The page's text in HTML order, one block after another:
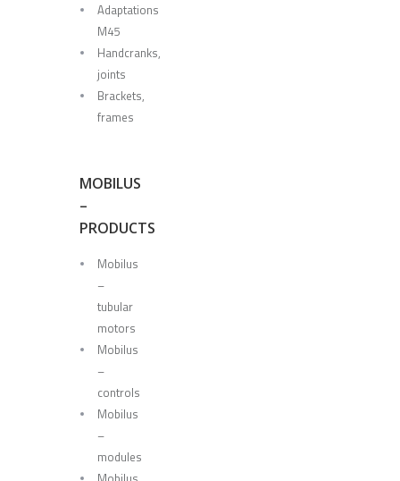
Adaptations
M45
Handcranks,
joints
Brackets,
frames
MOBILUS
–
PRODUCTS
Mobilus
–
tubular
motors
Mobilus
–
controls
Mobilus
–
modules